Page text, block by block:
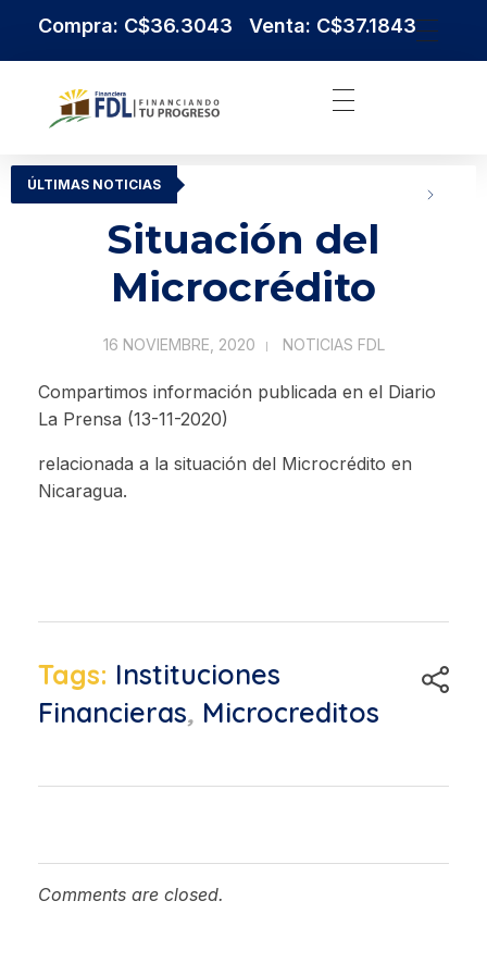
Compra: C$36.3043 Venta: C$37.1843
ÚLTIMAS NOTICIAS
Situación del
Microcrédito
16 NOVIEMBRE, 2020 NOTICIAS FDL
Compartimos información publicada en el Diario
La Prensa (13-11-2020)
relacionada a la situación del Microcrédito en
Nicaragua.
Tags: Instituciones
Financieras, Microcreditos
Comments are closed.